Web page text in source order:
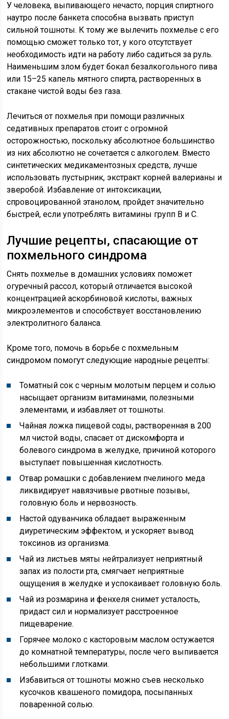
У человека, выпивающего нечасто, порция спиртного
наутро после банкета способна вызвать приступ
сильной тошноты. К тому же вылечить похмелье с его
помощью сможет только тот, у кого отсутствует
необходимость идти на работу либо садиться за руль.
Наименьшим злом будет бокал безалкогольного пива
или 15–25 капель мятного спирта, растворенных в
стакане чистой воды без газа.
Лечиться от похмелья при помощи различных
седативных препаратов стоит с огромной
осторожностью, поскольку абсолютное большинство
из них абсолютно не сочетается с алкоголем. Вместо
синтетических медикаментозных средств, лучше
использовать пустырник, экстракт корней валерианы и
зверобой. Избавление от интоксикации,
спровоцированной этанолом, пройдет значительно
быстрей, если употреблять витамины групп B и C.
Лучшие рецепты, спасающие от
похмельного синдрома
Снять похмелье в домашних условиях поможет
огуречный рассол, который отличается высокой
концентрацией аскорбиновой кислоты, важных
микроэлементов и способствует восстановлению
электролитного баланса.
Кроме того, помочь в борьбе с похмельным
синдромом помогут следующие народные рецепты:
Томатный сок с черным молотым перцем и солью
насыщает организм витаминами, полезными
элементами, и избавляет от тошноты.
Чайная ложка пищевой соды, растворенная в 200
мл чистой воды, спасает от дискомфорта и
болевого синдрома в желудке, причиной которого
выступает повышенная кислотность.
Отвар ромашки с добавлением пчелиного меда
ликвидирует навязчивые рвотные позывы,
головную боль и нервозность.
Настой одуванчика обладает выраженным
диуретическим эффектом, и ускоряет вывод
токсинов из организма.
Чай из листьев мяты нейтрализует неприятный
запах из полости рта, смягчает неприятные
ощущения в желудке и успокаивает головную боль.
Чай из розмарина и фенхеля снимет усталость,
придаст сил и нормализует расстроенное
пищеварение.
Горячее молоко с касторовым маслом остужается
до комнатной температуры, после чего выпивается
небольшими глотками.
Избавиться от тошноты можно съев несколько
кусочков квашеного помидора, посыпанных
поваренной солью.